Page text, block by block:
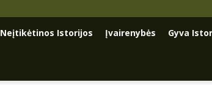
Neįtikėtinos Istorijos Įvairenybės Gyva